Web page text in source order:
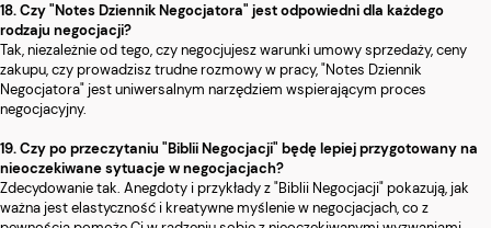
18. Czy "Notes Dziennik Negocjatora" jest odpowiedni dla każdego
rodzaju negocjacji?
Tak, niezależnie od tego, czy negocjujesz warunki umowy sprzedaży, ceny
zakupu, czy prowadzisz trudne rozmowy w pracy, "Notes Dziennik
Negocjatora" jest uniwersalnym narzędziem wspierającym proces
negocjacyjny.
19. Czy po przeczytaniu "Biblii Negocjacji" będę lepiej przygotowany na
nieoczekiwane sytuacje w negocjacjach?
Zdecydowanie tak. Anegdoty i przykłady z "Biblii Negocjacji" pokazują, jak
ważna jest elastyczność i kreatywne myślenie w negocjacjach, co z